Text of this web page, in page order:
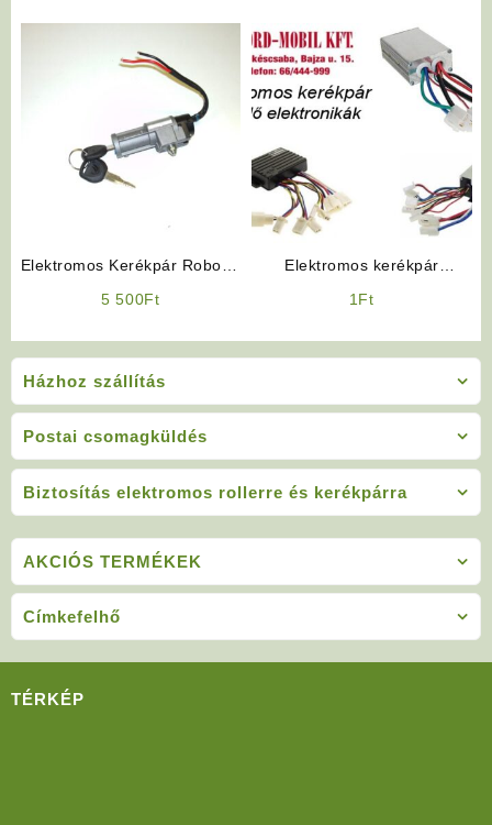
Házhoz szállítás
Postai csomagküldés
Biztosítás elektromos rollerre és kerékpárra
Elektromos Kerékpár Robogó
5 500Ft
Elektromos kerékpár
1 Ft
AKCIÓS TERMÉKEK
Címkefelhő
TÉRKÉP